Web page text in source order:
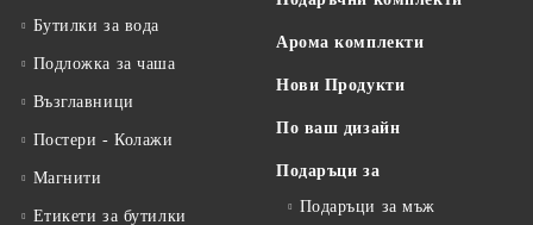
Бутилки за вода
Подложка за чаша
Възглавници
Постери - Колажи
Магнити
Етикети за бутилки
Арома комплекти
Нови Продукти
По ваш дизайн
Подаръци за
Подаръци за мъж